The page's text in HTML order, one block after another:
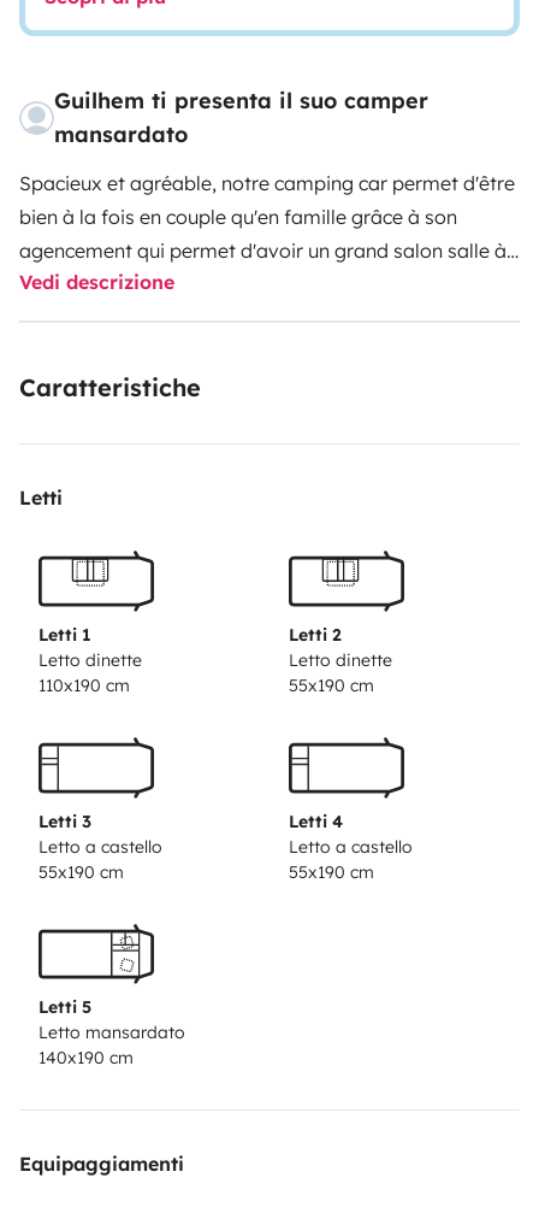
Guilhem ti presenta il suo camper
mansardato
Spacieux et agréable, notre camping car permet d'être
bien à la fois en couple qu'en famille grâce à son
agencement qui permet d'avoir un grand salon salle à
manger, 7 couchages, une salle de bain complète.Bien
entretenu et équipé, il vous permettra de partager un
dormir et partir à l'aventure selon vos souhaits.Nous
Vedi descrizione
Caratteristiche
Letti
Letti 1
Letto dinette
110x190 cm
Letti 2
Letto dinette
55x190 cm
Letti 3
Letto a castello
55x190 cm
Letti 4
Letto a castello
55x190 cm
Letti 5
Letto mansardato
140x190 cm
Equipaggiamenti